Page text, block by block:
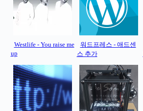
Westlife - You raise me
up
워드프레스 - 애드센
스 추가